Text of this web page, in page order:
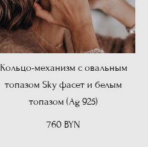
Кольцо-механизм с овальным
топазом Sky фасет и белым
топазом (Ag 925)
760 BYN